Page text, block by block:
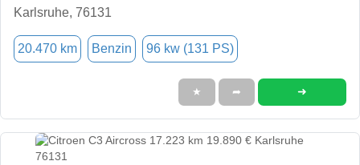
Karlsruhe, 76131
20.470 km Benzin 96 kw (131 PS)
★ ➦ ➜